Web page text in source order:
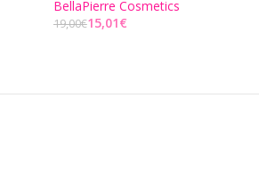
BellaPierre Cosmetics
19,00€15,01€